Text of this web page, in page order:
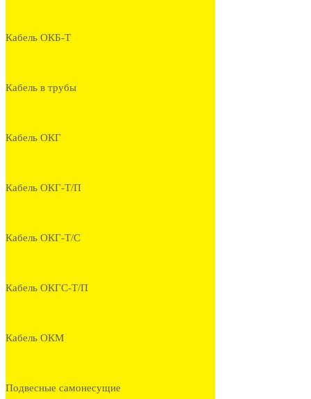
Кабель ОКБ-Т
Кабель в трубы
Кабель ОКГ
Кабель ОКГ-Т/П
Кабель ОКГ-Т/С
Кабель ОКГС-Т/П
Кабель ОКМ
Подвесные самонесущие